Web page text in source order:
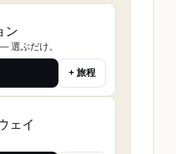
ン
選ぶだけ。
+ 旅程
ェイ